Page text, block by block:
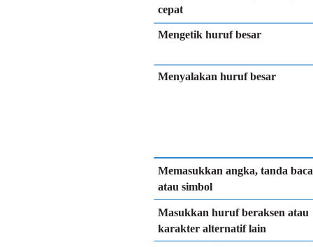
cepat
Mengetik huruf besar
Menyalakan huruf besar
Memasukkan angka, tanda
atau simbol
Masukkan huruf beraksen atau
karakter alternatif lain